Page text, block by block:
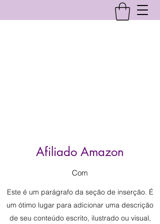
Afiliado Amazon
Com
Este é um parágrafo da seção de inserção. É
um ótimo lugar para adicionar uma descrição
de seu conteúdo escrito, ilustrado ou visual,